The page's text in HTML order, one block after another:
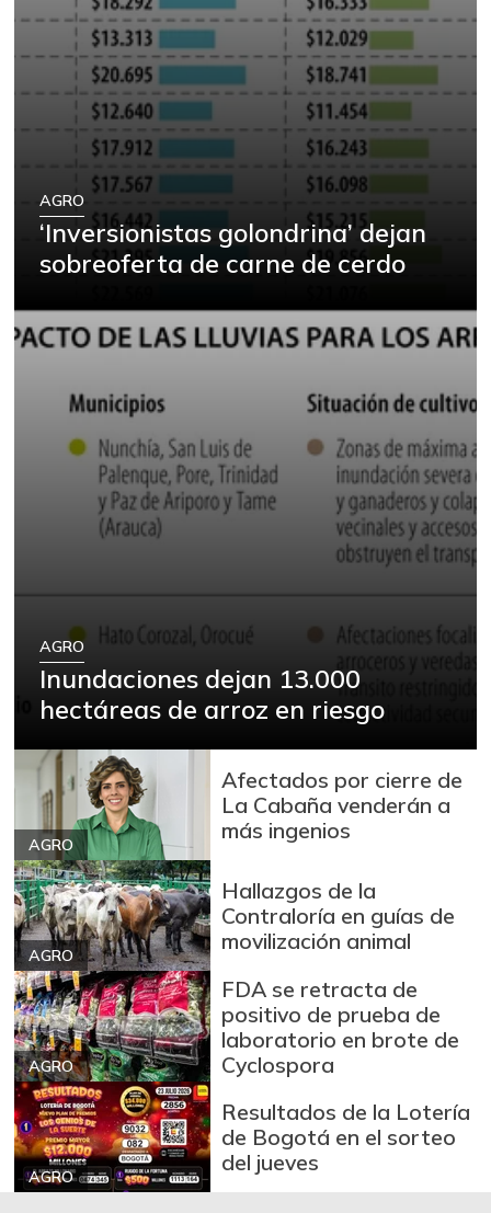
AGRO
‘Inversionistas golondrina’ dejan
sobreoferta de carne de cerdo
AGRO
Inundaciones dejan 13.000
hectáreas de arroz en riesgo
AGRO
Afectados por cierre de
La Cabaña venderán a
más ingenios
AGRO
Hallazgos de la
Contraloría en guías de
movilización animal
AGRO
FDA se retracta de
positivo de prueba de
laboratorio en brote de
Cyclospora
AGRO
Resultados de la Lotería
de Bogotá en el sorteo
del jueves